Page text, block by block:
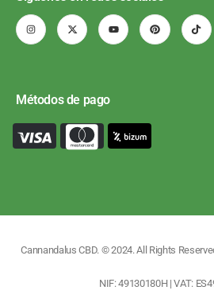
Métodos de pago
Cannandalus CBD. © 2024. All Rights
NIF: 49130180H | VAT: